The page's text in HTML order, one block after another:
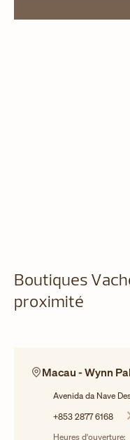
Boutiques
proximité
Macau - Wynn
Avenida da Nave
+853 2877 6168
Heures d'ouverture: